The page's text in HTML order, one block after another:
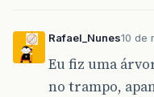
Rafael_Nunes10 de
Eu fiz uma
no trampo,